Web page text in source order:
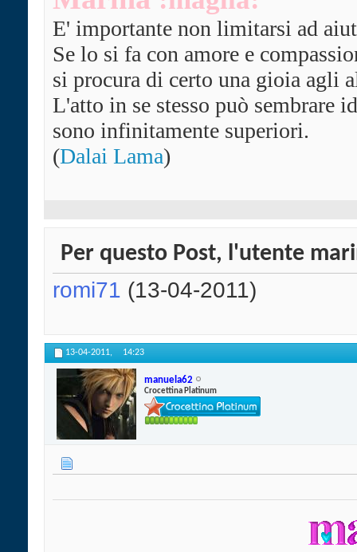
E' importante non limitarsi ad
Se lo si fa con amore e
si procura di certo una gioia agli
L'atto in se stesso può sembrare
sono infinitamente superiori.
(Dalai Lama)
Per questo Post, l'utente
romi71 (13-04-2011)
13-04-2011, 14:23
manuela62
Crocettina Platinum